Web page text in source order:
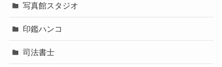
写真館スタジオ
印鑑ハンコ
司法書士